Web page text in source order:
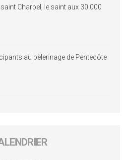
Charbel, le saint aux 30 000
au pèlerinage de Pentecôte